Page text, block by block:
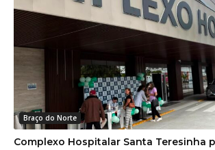
Braço do Norte
Complexo Hospitalar Santa Teresinha